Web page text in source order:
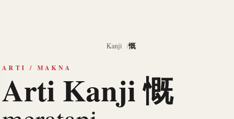
Kanji 慨
ARTI / MAKNA
Arti Kanji 慨